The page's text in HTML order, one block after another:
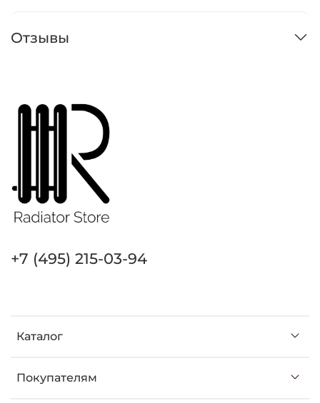
Отзывы
Каталог
Покупателям
+7 (495) 215-03-94